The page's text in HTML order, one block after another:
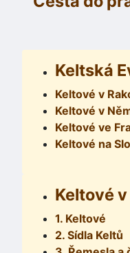
Keltská
Keltové v
Keltové v
Keltové ve
Keltové na
Keltové v
1. Keltové
2. Sídla Keltů